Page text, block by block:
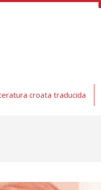
croata traducida